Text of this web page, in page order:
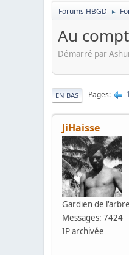
Forums HBGD ►
Au
Démarré par
EN BAS Pages 1
JiHaisse
Gardien de
Messages: 7424
IP archivée